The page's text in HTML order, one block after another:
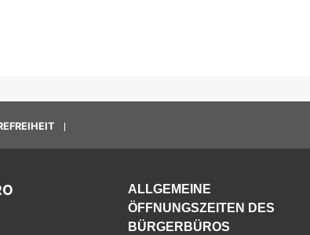
ALLGEMEINE
ÖFFNUNGSZEITEN DES
BÜRGERBÜROS